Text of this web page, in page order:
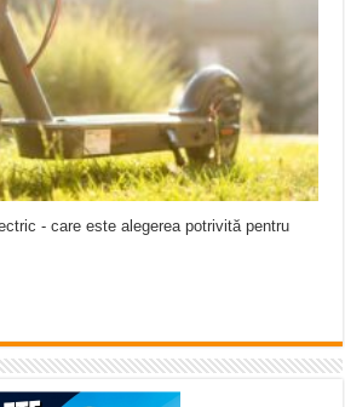
avarie
cartier Țerova – avarie – 04.08.2026
- care este alegerea potrivită pentru